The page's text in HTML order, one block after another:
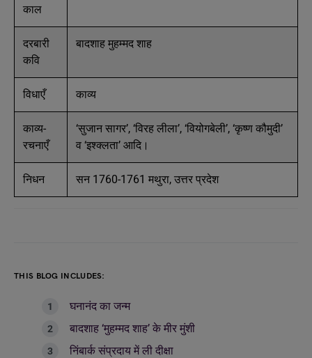
काल
दरबारी
कवि
बादशाह मुहम्मद शाह
विधाएँ काव्य
काव्य-
रचनाएँ
‘सुजान सागर’, ‘विरह लीला’, ‘वियोगबेली’, ‘कृष्ण कौमुदी’
व ‘इश्क्लता’ आदि।
निधन सन 1760-1761 मथुरा, उत्तर प्रदेश
THIS BLOG INCLUDES:
घनानंद का जन्म
बादशाह ‘मुहम्मद शाह’ के मीर मुंशी
निंबार्क संप्रदाय में ली दीक्षा